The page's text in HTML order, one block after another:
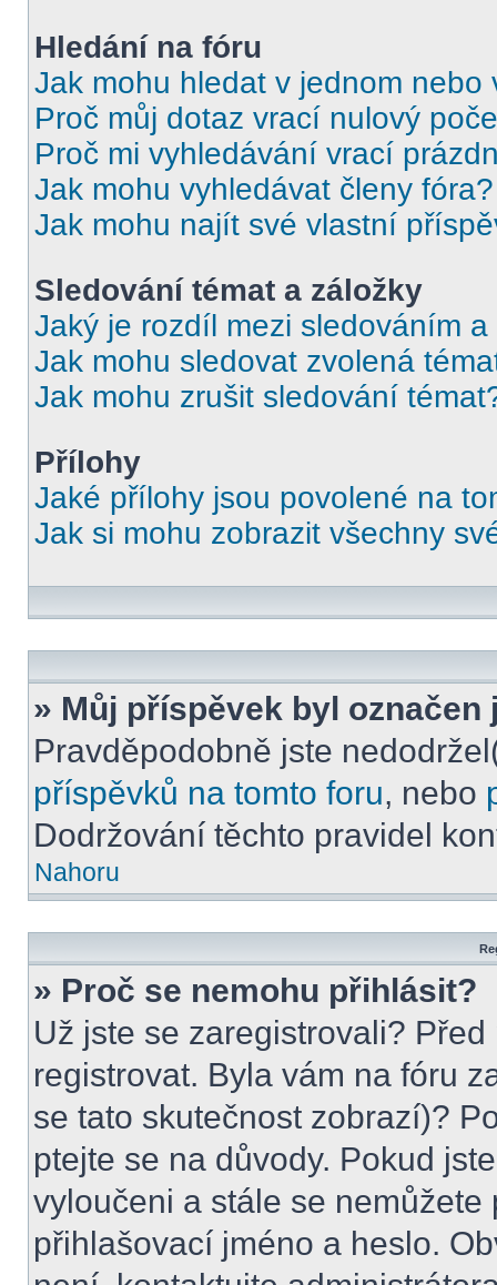
Hledání na fóru
Jak mohu hledat v jednom nebo
Proč můj dotaz vrací nulový
Proč mi vyhledávání vrací
Jak mohu vyhledávat členy fóra?
Jak mohu najít své vlastní
Sledování témat a záložky
Jaký je rozdíl mezi sledováním a
Jak mohu sledovat zvolená
Jak mohu zrušit sledování
Přílohy
Jaké přílohy jsou povolené na
Jak si mohu zobrazit všechny
» Můj příspěvek byl
Pravděpodobně jste
příspěvků na tomto foru, nebo
Dodržování těchto pravidel
Nahoru
» Proč se nemohu přihlásit?
Už jste se zaregistrovali?
registrovat. Byla vám na fóru
se tato skutečnost zobrazí)?
ptejte se na důvody. Pokud
vyloučeni a stále se
přihlašovací jméno a heslo.